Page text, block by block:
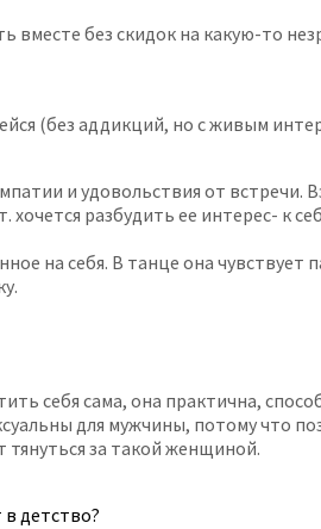
вместе без скидок на какую-то
(без аддикций, но с живым
и удовольствия от встречи.
разбудить ее интерес- к
на себя. В танце она чувствует
себя сама, она практична,
для мужчины, потому что
тянуться за такой женщиной.
детство?